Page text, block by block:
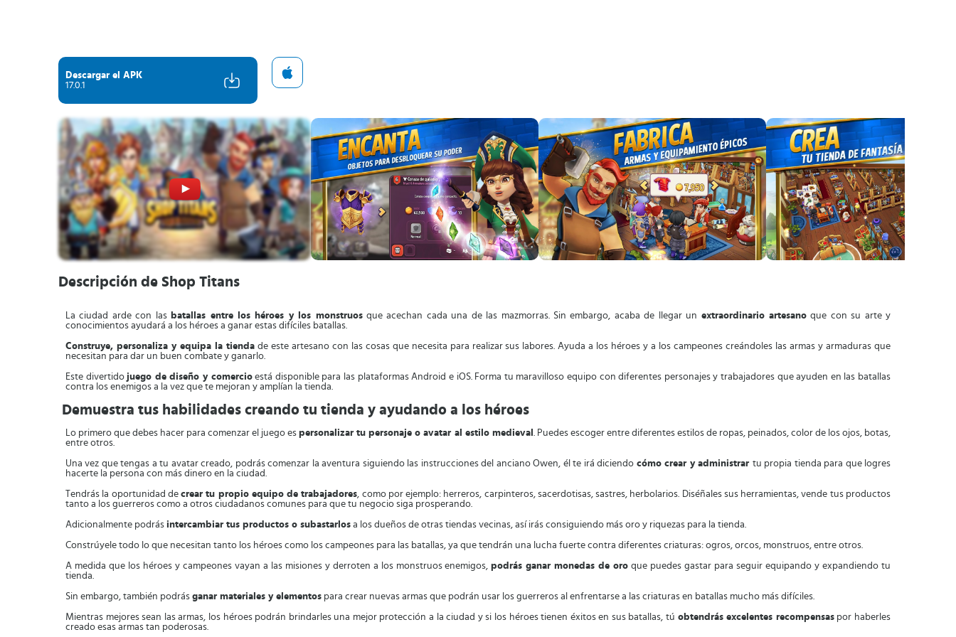
Descargar el APK
17.0.1
Descripción de Shop Titans
La ciudad arde con las batallas entre los héroes y los monstruosque acechan cada una de las mazmorras. Sin embargo, acaba de llegar un extraordinario artesanoque con su arte y
conocimientos ayudará a los héroes a ganar estas difíciles batallas.
Construye, personaliza y equipa la tiendade este artesano con las cosas que necesita para realizar sus labores. Ayuda a los héroes y a los campeones creándoles las armas y armaduras que
necesitan para dar un buen combate y ganarlo.
Este divertido juego de diseño y comercioestá disponible para las plataformas Android e iOS. Forma tu maravilloso equipo con diferentes personajes y trabajadores que ayuden en las batallas
contra los enemigos a la vez que te mejoran y amplían la tienda.
Demuestra tus habilidades creando tu tienda y ayudando a los héroes
Lo primero que debes hacer para comenzar el juego espersonalizar tu personaje o avatar al estilo medieval . Puedes escoger entre diferentes estilos de ropas, peinados, color de los ojos, botas,
entre otros.
Una vez que tengas a tu avatar creado, podrás comenzar la aventura siguiendo las instrucciones del anciano Owen, él te irá diciendo cómo crear y administrar tu propia tienda para que logres
hacerte la persona con más dinero en la ciudad.
Tendrás la oportunidad decrear tu propio equipo de trabajadores, como por ejemplo: herreros, carpinteros, sacerdotisas, sastres, herbolarios. Diséñales sus herramientas, vende tus productos
tanto a los guerreros como a otros ciudadanos comunes para que tu negocio siga prosperando.
Adicionalmente podrás intercambiar tus productos o subastarlos a los dueños de otras tiendas vecinas, así irás consiguiendo más oro y riquezas para la tienda.
Constrúyele todo lo que necesitan tanto los héroes como los campeones para las batallas, ya que tendrán una lucha fuerte contra diferentes criaturas: ogros, orcos, monstruos, entre otros.
A medida que los héroes y campeones vayan a las misiones y derroten a los monstruos enemigos,podrás ganar monedas de oro que puedes gastar para seguir equipando y expandiendo tu
tienda.
Sin embargo, también podrás ganar materiales y elementos para crear nuevas armas que podrán usar los guerreros al enfrentarse a las criaturas en batallas mucho más difíciles.
Mientras mejores sean las armas, los héroes podrán brindarles una mejor protección a la ciudad y si los héroes tienen éxitos en sus batallas, tú obtendrás excelentes recompensaspor haberles
creado esas armas tan poderosas.